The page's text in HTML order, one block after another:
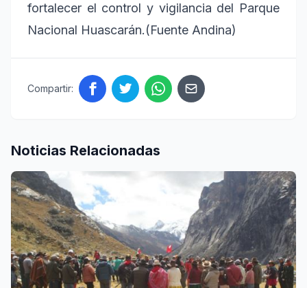
fortalecer el control y vigilancia del Parque
Nacional Huascarán.(Fuente Andina)
Compartir:
Noticias Relacionadas